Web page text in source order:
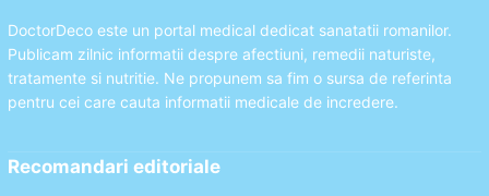
DoctorDeco este un portal medical dedicat sanatatii romanilor.
Publicam zilnic informatii despre afectiuni, remedii naturiste,
tratamente si nutritie. Ne propunem sa fim o sursa de referinta
pentru cei care cauta informatii medicale de incredere.
Recomandari editoriale